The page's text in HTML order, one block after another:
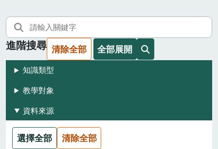
進階搜尋 清除全部 全部展開
知識類型
教學對象
資料來源
選擇全部 清除全部